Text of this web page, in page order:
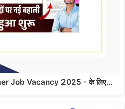
Job Vacancy 2025 - के लिए…